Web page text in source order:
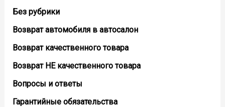
Без рубрики
Возврат автомобиля в автосалон
Возврат кaчественного товара
Возврат НЕ качественного товара
Вопросы и ответы
Гарантийные обязательства